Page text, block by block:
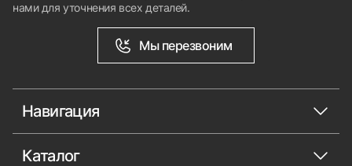
нами для уточнения всех деталей.
Мы перезвоним
Навигация
Каталог